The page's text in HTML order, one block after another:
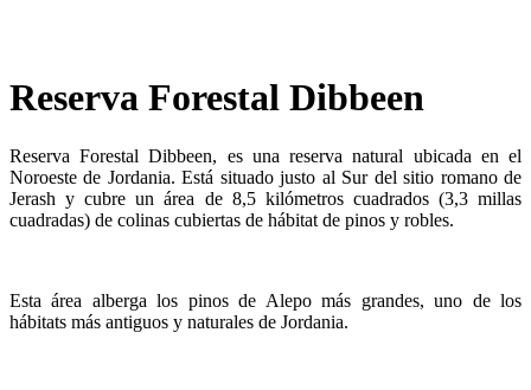
Reserva Forestal Dibbeen
Reserva Forestal Dibbeen, es una reserva natural ubicada en el
Noroeste de Jordania. Está situado justo al Sur del sitio romano de
Jerash y cubre un área de 8,5 kilómetros cuadrados (3,3 millas
cuadradas) de colinas cubiertas de hábitat de pinos y robles.
Esta área alberga los pinos de Alepo más grandes, uno de los
hábitats más antiguos y naturales de Jordania.